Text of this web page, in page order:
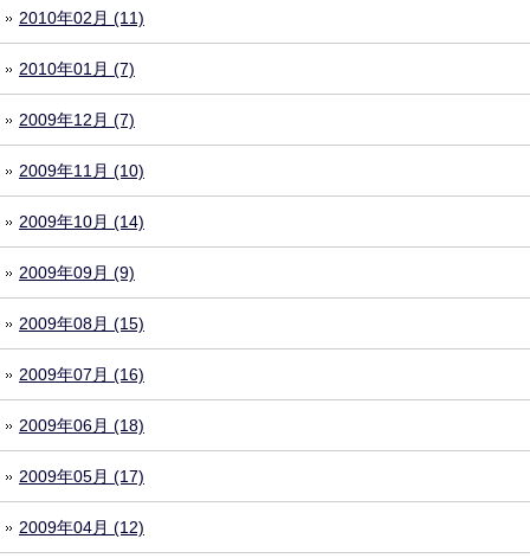
2010年02月 (11)
2010年01月 (7)
2009年12月 (7)
2009年11月 (10)
2009年10月 (14)
2009年09月 (9)
2009年08月 (15)
2009年07月 (16)
2009年06月 (18)
2009年05月 (17)
2009年04月 (12)